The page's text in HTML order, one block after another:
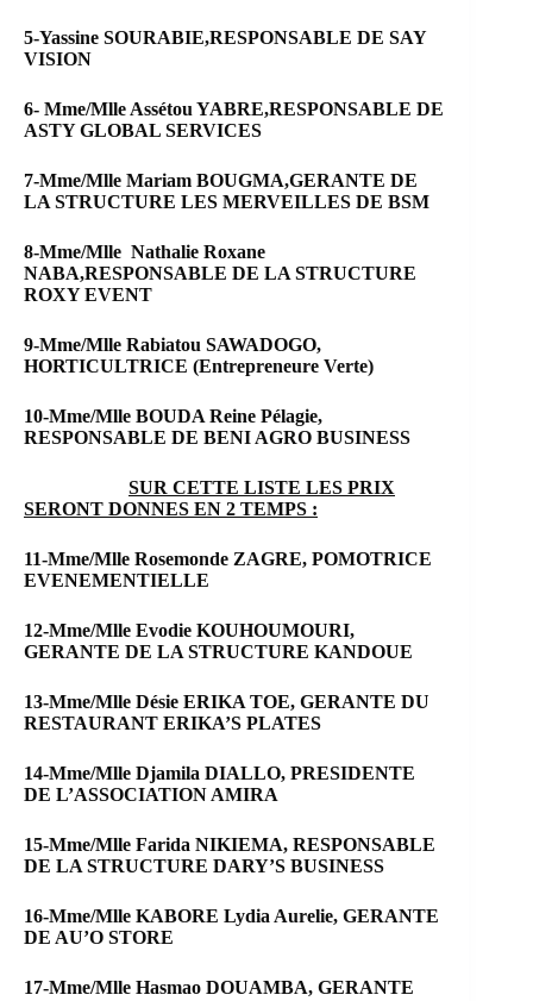
5-Yassine SOURABIE,RESPONSABLE DE SAY
VISION
6- Mme/Mlle Assétou YABRE,RESPONSABLE DE
ASTY GLOBAL SERVICES
7-Mme/Mlle Mariam BOUGMA,GERANTE DE
LA STRUCTURE LES MERVEILLES DE BSM
8-Mme/Mlle Nathalie Roxane
NABA,RESPONSABLE DE LA STRUCTURE
ROXY EVENT
9-Mme/Mlle Rabiatou SAWADOGO,
HORTICULTRICE (Entrepreneure Verte)
10-Mme/Mlle BOUDA Reine Pélagie,
RESPONSABLE DE BENI AGRO BUSINESS
SUR CETTE LISTE LES PRIX
SERONT DONNES EN 2 TEMPS :
11-Mme/Mlle Rosemonde ZAGRE, POMOTRICE
EVENEMENTIELLE
12-Mme/Mlle Evodie KOUHOUMOURI,
GERANTE DE LA STRUCTURE KANDOUE
13-Mme/Mlle Désie ERIKA TOE, GERANTE DU
RESTAURANT ERIKA’S PLATES
14-Mme/Mlle Djamila DIALLO, PRESIDENTE
DE L’ASSOCIATION AMIRA
15-Mme/Mlle Farida NIKIEMA, RESPONSABLE
DE LA STRUCTURE DARY’S BUSINESS
16-Mme/Mlle KABORE Lydia Aurelie, GERANTE
DE AU’O STORE
17-Mme/Mlle Hasmao DOUAMBA, GERANTE